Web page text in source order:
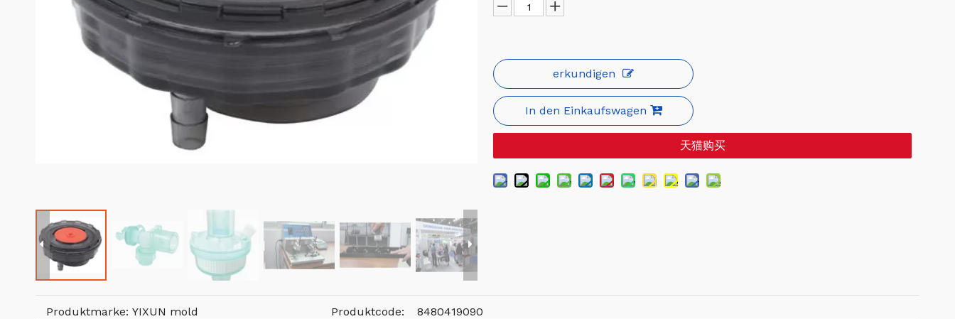
erkundigen
In den Einkaufswagen
天猫购买
Produktmarke: YIXUN mold Produktcode:
8480419090